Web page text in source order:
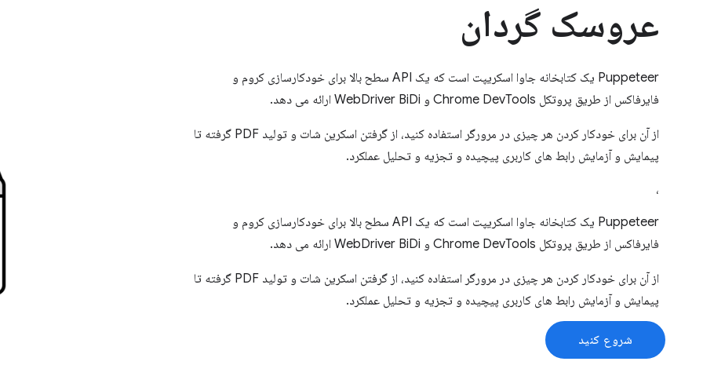
عروسک گردان
Puppeteer یک کتابخانه جاوا اسکریپت است که یک API سطح بالا برای خودکارسازی کروم و
فایرفاکس از طریق پروتکل Chrome DevTools و WebDriver BiDi ارائه می دهد.
از آن برای خودکار کردن هر چیزی در مرورگر استفاده کنید، از گرفتن اسکرین شات و تولید PDF گرفته تا
پیمایش و آزمایش رابط های کاربری پیچیده و تجزیه و تحلیل عملکرد.
،
Puppeteer یک کتابخانه جاوا اسکریپت است که یک API سطح بالا برای خودکارسازی کروم و
فایرفاکس از طریق پروتکل Chrome DevTools و WebDriver BiDi ارائه می دهد.
از آن برای خودکار کردن هر چیزی در مرورگر استفاده کنید، از گرفتن اسکرین شات و تولید PDF گرفته تا
پیمایش و آزمایش رابط های کاربری پیچیده و تجزیه و تحلیل عملکرد.
شروع کنید